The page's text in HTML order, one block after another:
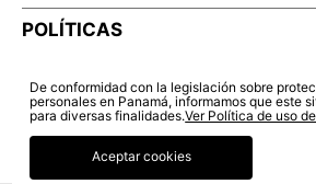
POLÍTICAS
De conformidad con la legislación sobre
personales en Panamá, informamos que este
para diversas finalidades.Ver Política de uso
Aceptar cookies